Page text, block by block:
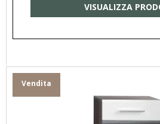
VISUALIZZA
Vendita